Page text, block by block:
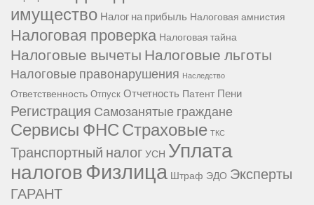
имущество Налог на прибыль Налоговая амнистия
Налоговая проверка Налоговая тайна
Налоговые вычетыНалоговые льготы
Налоговые правонарушения Наследство
Ответственность Отпуск Отчетность Патент Пени
Регистрация Самозанятые граждане
Сервисы ФНССтраховые ТКС
Транспортный налогУСН Уплата
налоговФизлица Штраф ЭДО Эксперты
ГАРАНТ